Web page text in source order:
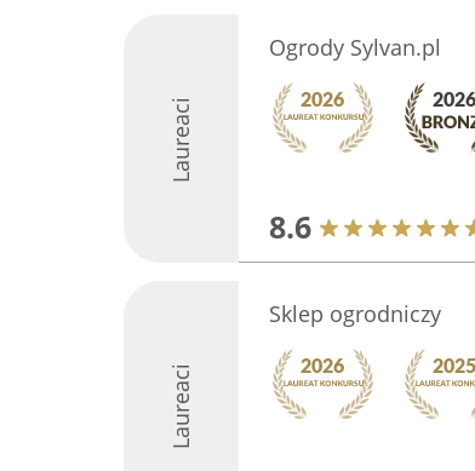
Laureaci
Ogrody Sylvan.pl
8.6
Laureaci
Sklep ogrodniczy